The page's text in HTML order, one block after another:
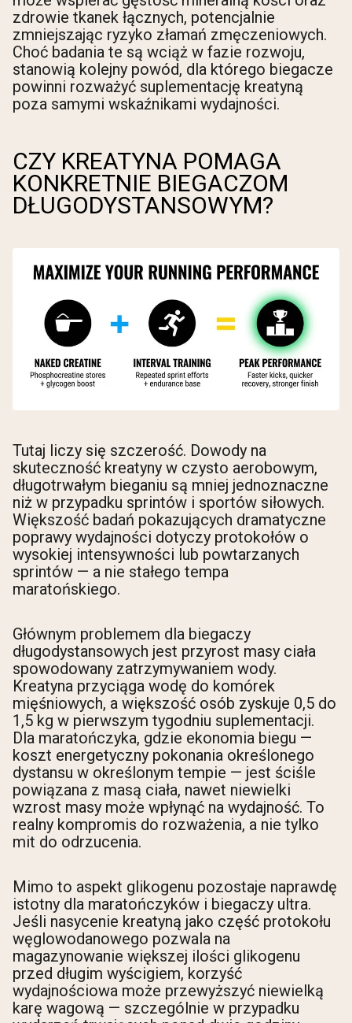
zdrowie tkanek łącznych, potencjalnie
zmniejszając ryzyko złamań zmęczeniowych.
Choć badania te są wciąż w fazie rozwoju,
stanowią kolejny powód, dla którego biegacze
powinni rozważyć suplementację kreatyną
poza samymi wskaźnikami wydajności.
CZY KREATYNA POMAGA
KONKRETNIE BIEGACZOM
DŁUGODYSTANSOWYM?
Tutaj liczy się szczerość. Dowody na
skuteczność kreatyny w czysto aerobowym,
długotrwałym bieganiu są mniej jednoznaczne
niż w przypadku sprintów i sportów siłowych.
Większość badań pokazujących dramatyczne
poprawy wydajności dotyczy protokołów o
wysokiej intensywności lub powtarzanych
sprintów — a nie stałego tempa
maratońskiego.
Głównym problemem dla biegaczy
długodystansowych jest przyrost masy ciała
spowodowany zatrzymywaniem wody.
Kreatyna przyciąga wodę do komórek
mięśniowych, a większość osób zyskuje 0,5 do
1,5 kg w pierwszym tygodniu suplementacji.
Dla maratończyka, gdzie ekonomia biegu —
koszt energetyczny pokonania określonego
dystansu w określonym tempie — jest ściśle
powiązana z masą ciała, nawet niewielki
wzrost masy może wpłynąć na wydajność. To
realny kompromis do rozważenia, a nie tylko
mit do odrzucenia.
Mimo to aspekt glikogenu pozostaje naprawdę
istotny dla maratończyków i biegaczy ultra.
Jeśli nasycenie kreatyną jako część protokołu
węglowodanowego pozwala na
magazynowanie większej ilości glikogenu
przed długim wyścigiem, korzyść
wydajnościowa może przewyższyć niewielką
karę wagową — szczególnie w przypadku